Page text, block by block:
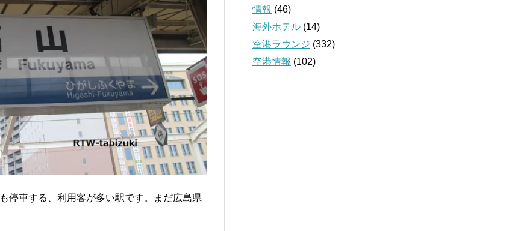
停車する、利用客が多い駅です。まだ広島県
情報 (46)
海外ホテル (14)
空港ラウンジ (332)
空港情報 (102)